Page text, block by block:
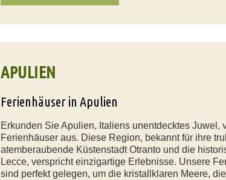
APULIEN
Ferienhäuser in Apulien
Erkunden Sie Apulien, Italiens unentdecktes Juwel,
Ferienhäuser aus. Diese Region, bekannt für ihre
atemberaubende Küstenstadt Otranto und die
Lecce, verspricht einzigartige Erlebnisse. Unsere
sind perfekt gelegen, um die kristallklaren Meere,